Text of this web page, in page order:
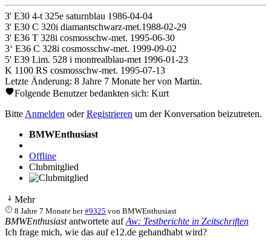
3' E30 4-t 325e saturnblau 1986-04-04
3' E30 C 320i diamantschwarz-met.1988-02-29
3' E36 T 328i cosmosschw-met. 1995-06-30
3‘ E36 C 328i cosmosschw-met. 1999-09-02
5' E39 Lim. 528 i montrealblau-met 1996-01-23
K 1100 RS cosmosschw-met. 1995-07-13
Letzte Änderung: 8 Jahre 7 Monate her von Martin.
Folgende Benutzer bedankten sich: Kurt
Bitte Anmelden oderRegistrieren um der Konversation beizutreten.
BMWEnthusiast
Offline
Clubmitglied
Mehr
8 Jahre 7 Monate her #9325 vonBMWEnthusiast
BMWEnthusiastantwortete aufAw: Testberichte in Zeitschriften
Ich frage mich, wie das auf e12.de gehandhabt wird?